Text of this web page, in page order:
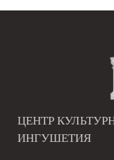
ЦЕНТР
ИНГУШЕТИЯ